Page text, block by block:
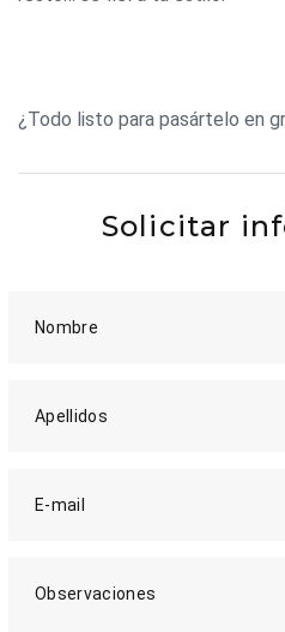
¿Todo listo para pasártelo en
Solicitar
Nombre
Apellidos
E-mail
Observaciones